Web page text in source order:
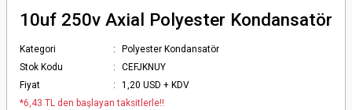
10uf 250v Axial Polyester Kondansatör
Kategori
Polyester Kondansatör
Stok Kodu
CEFJKNUY
Fiyat
1,20 USD + KDV
*6,43 TL den başlayan taksitlerle!!